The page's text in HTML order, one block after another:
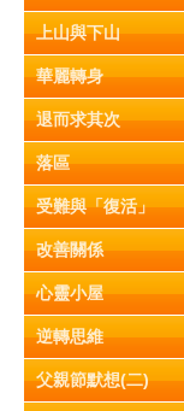
上山與下山
華麗轉身
退而求其次
落區
受難與「復活」
改善關係
心靈小屋
逆轉思維
父親節默想(二)